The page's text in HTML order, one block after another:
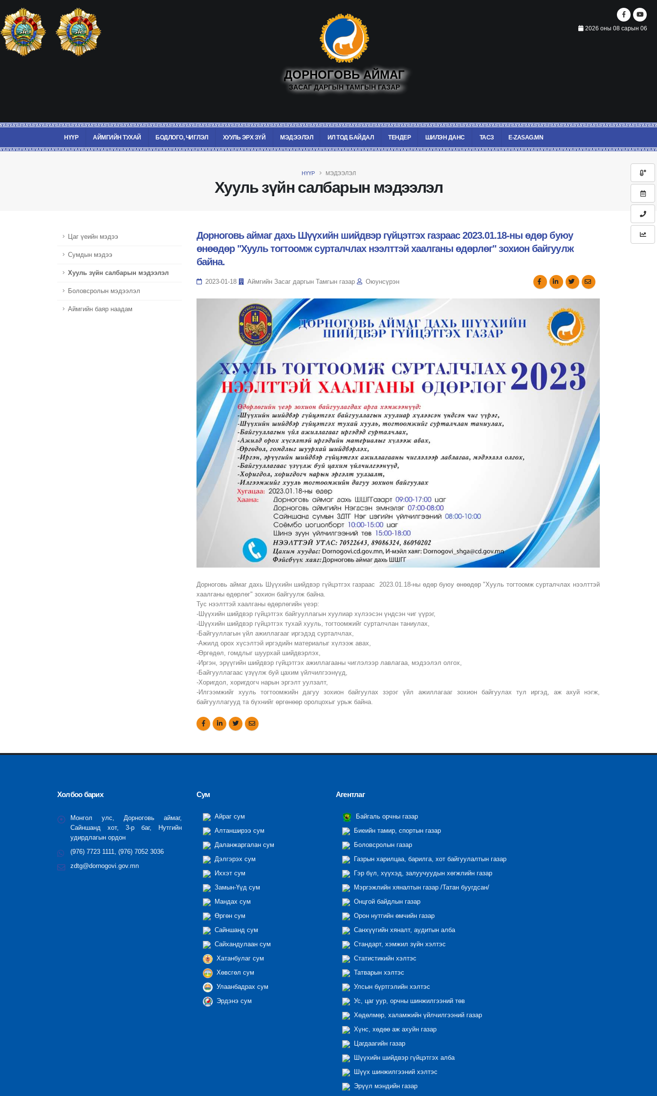
2026 оны 08 сарын 06
ДОРНОГОВЬ АЙМАГ
ЗАСАГ ДАРГЫН ТАМГЫН ГАЗАР
НҮҮР АЙМГИЙН ТУХАЙ БОДЛОГО, ЧИГЛЭЛ ХУУЛЬ ЭРХ ЗҮЙ МЭДЭЭЛЭЛ ИЛ ТОД БАЙДАЛ ТЕНДЕР ШИЛЭН ДАНС ТАСЗ E-ZASAG.MN
Хууль зүйн салбарын мэдээлэл
НҮҮР МЭДЭЭЛЭЛ
Цаг үеийн мэдээ
Сумдын мэдээ
Хууль зүйн салбарын мэдээлэл
Боловсролын мэдээлэл
Аймгийн баяр наадам
Дорноговь аймаг дахь Шүүхийн шийдвэр гүйцэтгэх газраас 2023.01.18-ны өдөр буюу
өнөөдөр "Хууль тогтоомж сурталчлах нээлттэй хаалганы өдөрлөг" зохион байгуулж
байна.
2023-01-18 Аймгийн Засаг даргын Тамгын газар Оюунсүрэн
Дорноговь аймаг дахь Шүүхийн шийдвэр гүйцэтгэх газраас 2023.01.18-ны өдөр буюу өнөөдөр "Хууль тогтоомж сурталчлах нээлттэй
хаалганы өдөрлөг" зохион байгуулж байна.
Тус нээлттэй хаалганы өдөрлөгийн үеэр:
-Шүүхийн шийдвэр гүйцэтгэх байгууллагын хуулиар хүлээсэн үндсэн чиг үүрэг,
-Шүүхийн шийдвэр гүйцэтгэх тухай хууль, тогтоомжийг сурталчлан таниулах,
-Байгууллагын үйл ажиллагааг иргэдэд сурталчлах,
-Ажилд орох хүсэлтэй иргэдийн материалыг хүлээж авах,
-Өргөдөл, гомдлыг шуурхай шийдвэрлэх,
-Иргэн, эрүүгийн шийдвэр гүйцэтгэх ажиллагааны чиглэлээр лавлагаа, мэдээлэл олгох,
-Байгууллагаас үзүүлж буй цахим үйлчилгээнүүд,
-Хоригдол, хоригдогч нарын эргэлт уулзалт,
-Илгээмжийг хууль тогтоомжийн дагуу зохион байгуулах зэрэг үйл ажиллагааг зохион байгуулах тул иргэд, аж ахуй нэгж,
байгууллагууд та бүхнийг өргөнөөр оролцохыг урьж байна.
Холбоо барих
Монгол улс, Дорноговь аймаг,
Сайншанд хот, 3-р баг, Нутгийн
удирдлагын ордон
(976) 7723 1111, (976) 7052 3036
zdtg@dornogovi.gov.mn
Сум
Айраг сум
Алтанширээ сум
Даланжаргалан сум
Дэлгэрэх сум
Иххэт сум
Замын-Үүд сум
Мандах сум
Өргөн сум
Сайншанд сум
Сайхандулаан сум
Хатанбулаг сум
Хөвсгөл сум
Улаанбадрах сум
Эрдэнэ сум
Агентлаг
Байгаль орчны газар
Биеийн тамир, спортын газар
Боловсролын газар
Газрын харилцаа, барилга, хот байгуулалтын газар
Гэр бүл, хүүхэд, залуучуудын хөгжлийн газар
Мэргэжлийн хяналтын газар /Татан буугдсан/
Онцгой байдлын газар
Орон нутгийн өмчийн газар
Санхүүгийн хяналт, аудитын алба
Стандарт, хэмжил зүйн хэлтэс
Статистикийн хэлтэс
Татварын хэлтэс
Улсын бүртгэлийн хэлтэс
Ус, цаг уур, орчны шинжилгээний төв
Хөдөлмөр, халамжийн үйлчилгээний газар
Хүнс, хөдөө аж ахуйн газар
Цагдаагийн газар
Шүүхийн шийдвэр гүйцэтгэх алба
Шүүх шинжилгээний хэлтэс
Эрүүл мэндийн газар